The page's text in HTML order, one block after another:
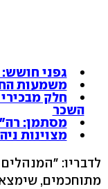
גפני
משמעות
חלק
השכר
מסתמן:
מצוינות
לדבריו:
מתוחכמים,